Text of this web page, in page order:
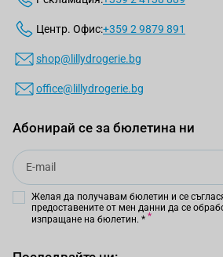
Центр. Офис:+359 2 9879 891
shop@lillydrogerie.bg
office@lillydrogerie.bg
Абонирай се за бюлетина ни
Email
Желая да получавам бюлетин и се
предоставените от мен данни да се
изпращане на бюлетин. *